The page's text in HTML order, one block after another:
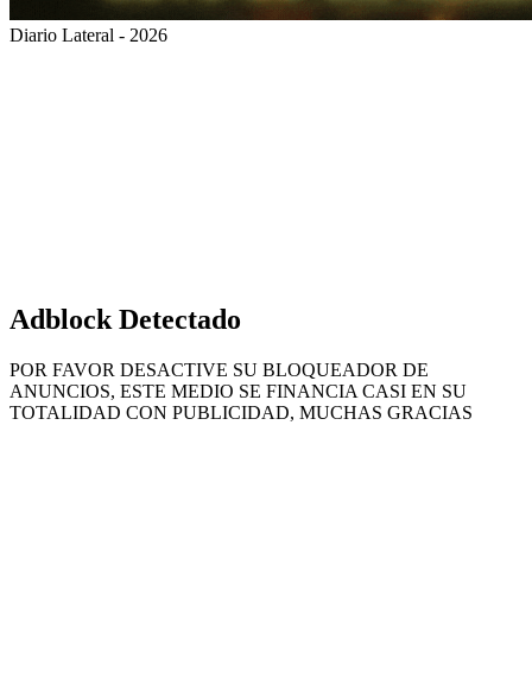
Diario Lateral - 2026
Adblock Detectado
POR FAVOR DESACTIVE SU BLOQUEADOR DE
ANUNCIOS, ESTE MEDIO SE FINANCIA CASI EN SU
TOTALIDAD CON PUBLICIDAD, MUCHAS GRACIAS